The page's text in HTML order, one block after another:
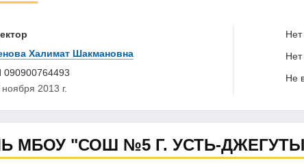
Халимат Шакмановна
090900764493
2013 г.
Нет
Не
МБОУ "СОШ №5 Г. УСТЬ-